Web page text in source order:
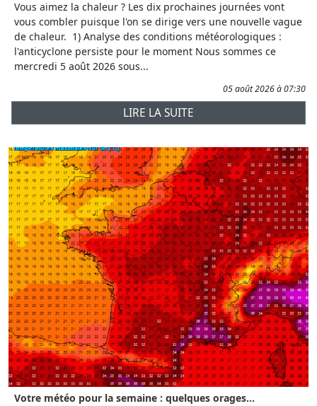
Vous aimez la chaleur ? Les dix prochaines journées vont
vous combler puisque l'on se dirige vers une nouvelle vague
de chaleur. 1) Analyse des conditions météorologiques :
l'anticyclone persiste pour le moment Nous sommes ce
mercredi 5 août 2026 sous...
05 août 2026 à 07:30
LIRE LA SUITE
Votre météo pour la semaine : quelques orages...